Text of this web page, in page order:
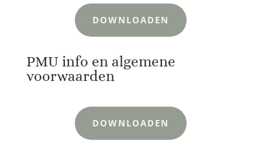
DOWNLOADEN
PMU info en algemene
voorwaarden
DOWNLOADEN